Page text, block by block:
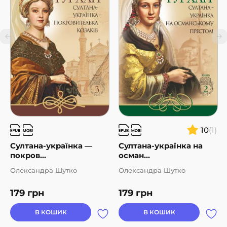
Султана-українка —
покров...
179 грн
Олександра Шутко
В КОШИК
10(1)
Султана-українка на
осман...
179 грн
Олександра Шутко
В КОШИК